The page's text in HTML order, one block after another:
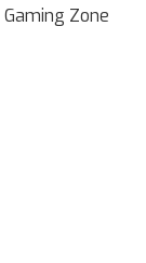
Gaming Zone